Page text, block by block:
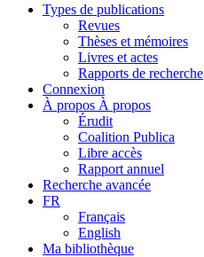
Types de publications
Revues
Thèses et mémoires
Livres et actes
Rapports de recherche
Connexion
À propos À propos
Érudit
Coalition Publica
Libre accès
Rapport annuel
Recherche avancée
FR
Français
English
Ma bibliothèque